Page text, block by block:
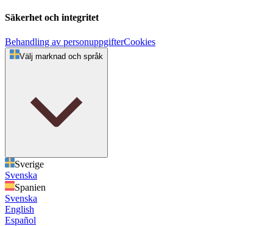
Säkerhet och integritet
Behandling av personuppgifterCookies
Välj marknad och språk
Sverige
Svenska
Spanien
Svenska
English
Español